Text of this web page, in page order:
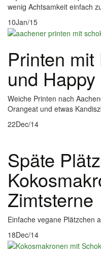
wenig Achtsamkeit einfach
10Jan/15
Printen
und Happy
Weiche Printen nach
Orangeat und etwas
22Dec/14
Späte
Zimtsterne
Einfache vegane Plätzchen
18Dec/14